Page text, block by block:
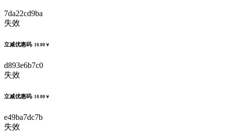
7da22cd9ba
失效
立减优惠码- 10.00￥
d893e6b7c0
失效
立减优惠码- 10.00￥
e49ba7dc7b
失效